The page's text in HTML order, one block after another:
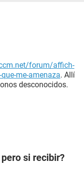
forum/affich-
me-amenaza. Allí
desconocidos.
si recibir?